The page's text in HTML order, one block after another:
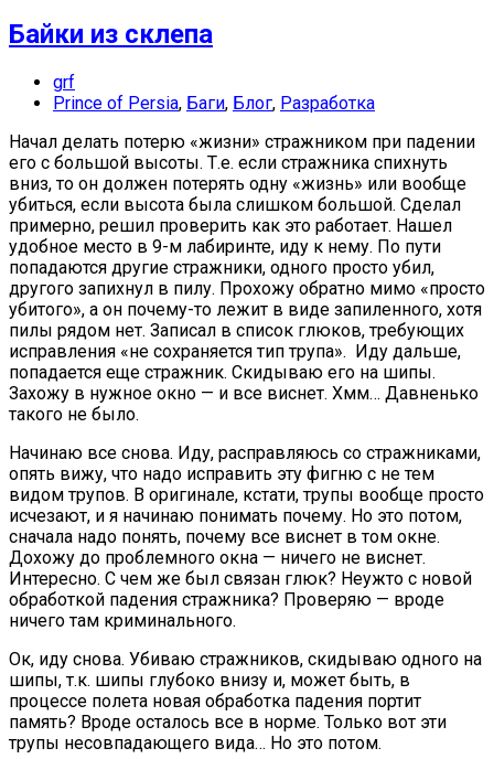
Байки из склепа
grf
Prince of Persia, Баги, Блог, Разработка
Начал делать потерю «жизни» стражником при падении
его с большой высоты. Т.е. если стражника спихнуть
вниз, то он должен потерять одну «жизнь» или вообще
убиться, если высота была слишком большой. Сделал
примерно, решил проверить как это работает. Нашел
удобное место в 9-м лабиринте, иду к нему. По пути
попадаются другие стражники, одного просто убил,
другого запихнул в пилу. Прохожу обратно мимо «просто
убитого», а он почему-то лежит в виде запиленного, хотя
пилы рядом нет. Записал в список глюков, требующих
исправления «не сохраняется тип трупа». Иду дальше,
попадается еще стражник. Скидываю его на шипы.
Захожу в нужное окно — и все виснет. Хмм… Давненько
такого не было.
Начинаю все снова. Иду, расправляюсь со стражниками,
опять вижу, что надо исправить эту фигню с не тем
видом трупов. В оригинале, кстати, трупы вообще просто
исчезают, и я начинаю понимать почему. Но это потом,
сначала надо понять, почему все виснет в том окне.
Дохожу до проблемного окна — ничего не виснет.
Интересно. С чем же был связан глюк? Неужто с новой
обработкой падения стражника? Проверяю — вроде
ничего там криминального.
Ок, иду снова. Убиваю стражников, скидываю одного на
шипы, т.к. шипы глубоко внизу и, может быть, в
процессе полета новая обработка падения портит
память? Вроде осталось все в норме. Только вот эти
трупы несовпадающего вида… Но это потом.